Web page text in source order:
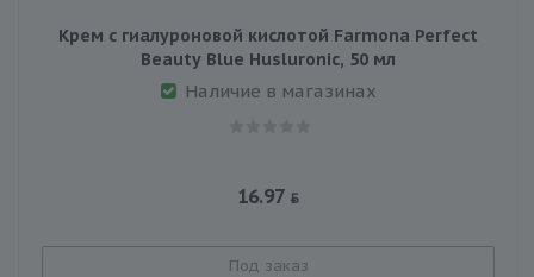
Крем с гиалуроновой кислотой Farmona Perfect
Beauty Blue Husluronic, 50 мл
Наличие в магазинах
16.97
Под заказ